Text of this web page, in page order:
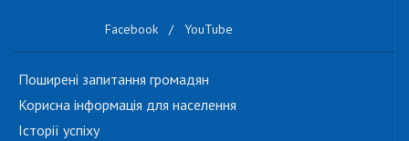
Facebook / YouTube
Поширені запитання громадян
Корисна інформація для населення
Історії успіху